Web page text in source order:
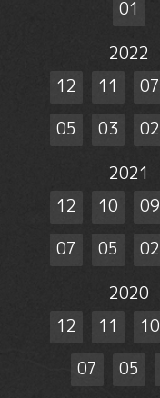
01
2022
12
11 07
05
03 02
2021
12
10 09
07
05 02
2020
12
11 10
07
05